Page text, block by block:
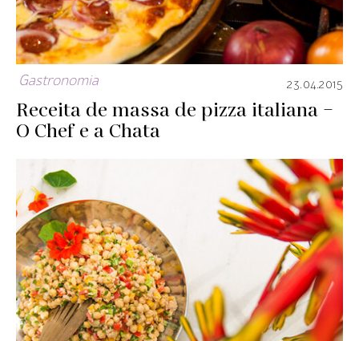
Gastronomia 23.04.2015
Receita de massa de pizza italiana –
O Chef e a Chata